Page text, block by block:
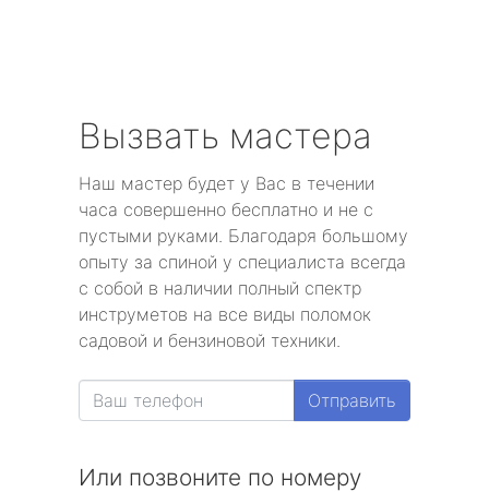
Вызвать мастера
Наш мастер будет у Вас в течении
часа совершенно бесплатно и не с
пустыми руками. Благодаря большому
опыту за спиной у специалиста всегда
с собой в наличии полный спектр
инструметов на все виды поломок
садовой и бензиновой техники.
Отправить
Или позвоните по номеру